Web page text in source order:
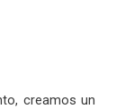
creamos un